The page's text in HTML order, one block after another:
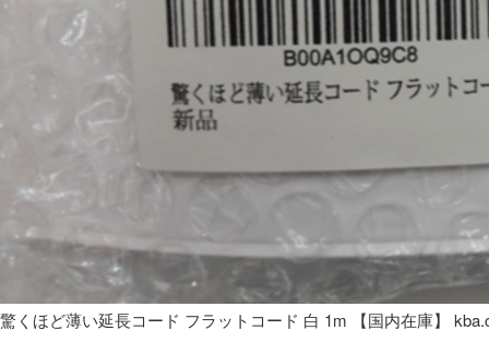
驚くほど薄い延長コード フラットコード 白 1m 【国内在庫】